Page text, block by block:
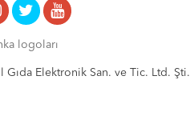
Elektronik San. ve Tic. Ltd. Şti.